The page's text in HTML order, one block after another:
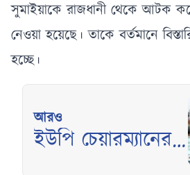
সুমাইয়াকে রাজধানী থেকে আটক
নেওয়া হয়েছে। তাকে বর্তমানে
হচ্ছে।
আরও
ইউপি চেয়ারম্যানের